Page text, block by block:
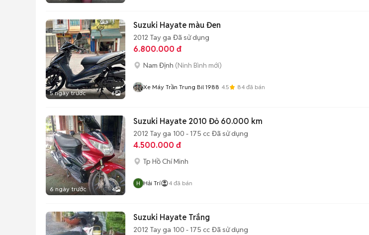
5 ngày trước 6
Suzuki Hayate màu Đen
2012 Tay ga Đã sử dụng
6.800.000 đ
Nam Định (Ninh Bình mới)
Xe Máy Trần Trung Bil 1988 4.5 84 đã bán
6 ngày trước 4
Suzuki Hayate 2010 Đỏ 60.000 km
2012 Tay ga 100 - 175 cc Đã sử dụng
4.500.000 đ
Tp Hồ Chí Minh
Hải Trí 4 đã bán
Suzuki Hayate Trắng
2012 Tay ga 100 - 175 cc Đã sử dụng